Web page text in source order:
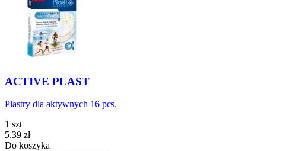
ACTIVE PLAST
Plastry dla aktywnych 16 pcs.
1 szt
Cena
5,39 zł
Do koszyka